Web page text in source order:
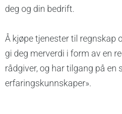
deg og din bedrift.
Å kjøpe tjenester til regnskap
gi deg merverdi i form av en
rådgiver, og har tilgang på en
erfaringskunnskaper».